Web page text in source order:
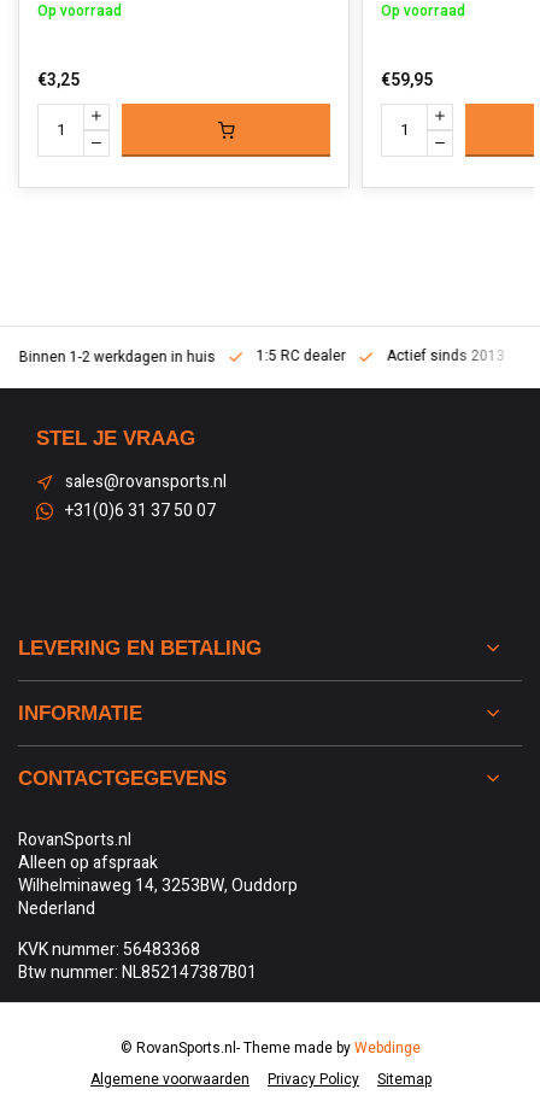
Op voorraad
€3,25
Op voorraad
€59,95
Binnen 1-2 werkdagen in huis 1:5 RC dealer Actief sinds 2013
STEL JE VRAAG
sales@rovansports.nl
+31(0)6 31 37 50 07
LEVERING EN BETALING
INFORMATIE
CONTACTGEGEVENS
RovanSports.nl
Alleen op afspraak
Wilhelminaweg 14, 3253BW, Ouddorp
Nederland
KVK nummer: 56483368
Btw nummer: NL852147387B01
Algemene voorwaarden Privacy Policy Sitemap
© RovanSports.nl- Theme made byWebdinge